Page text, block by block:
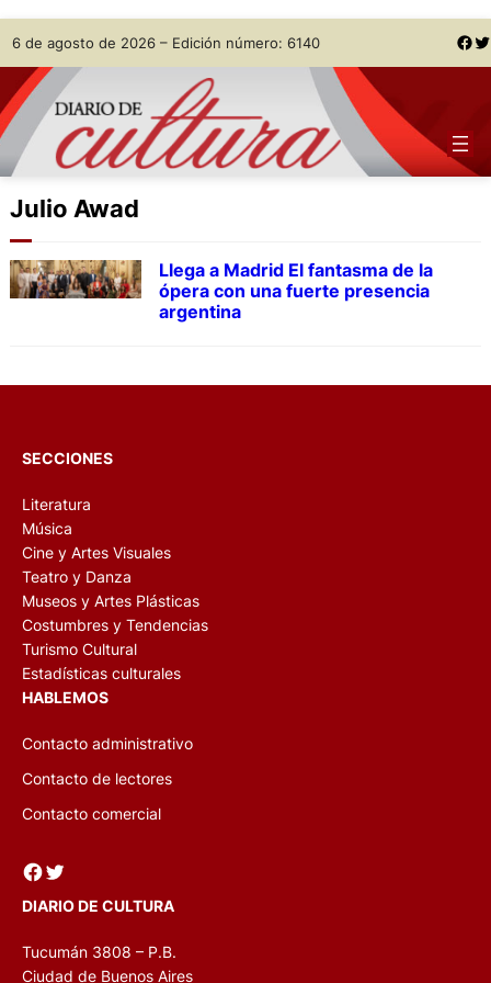
Skip
to
content
6 de agosto de 2026 – Edición número: 6140 Facebook Twitter
Julio Awad
Llega a Madrid El fantasma de la
ópera con una fuerte presencia
argentina
SECCIONES
Literatura
Música
Cine y Artes Visuales
Teatro y Danza
Museos y Artes Plásticas
Costumbres y Tendencias
Turismo Cultural
Estadísticas culturales
HABLEMOS
Contacto administrativo
Contacto de lectores
Contacto comercial
Facebook Twitter
DIARIO DE CULTURA
Tucumán 3808 – P.B.
Ciudad de Buenos Aires